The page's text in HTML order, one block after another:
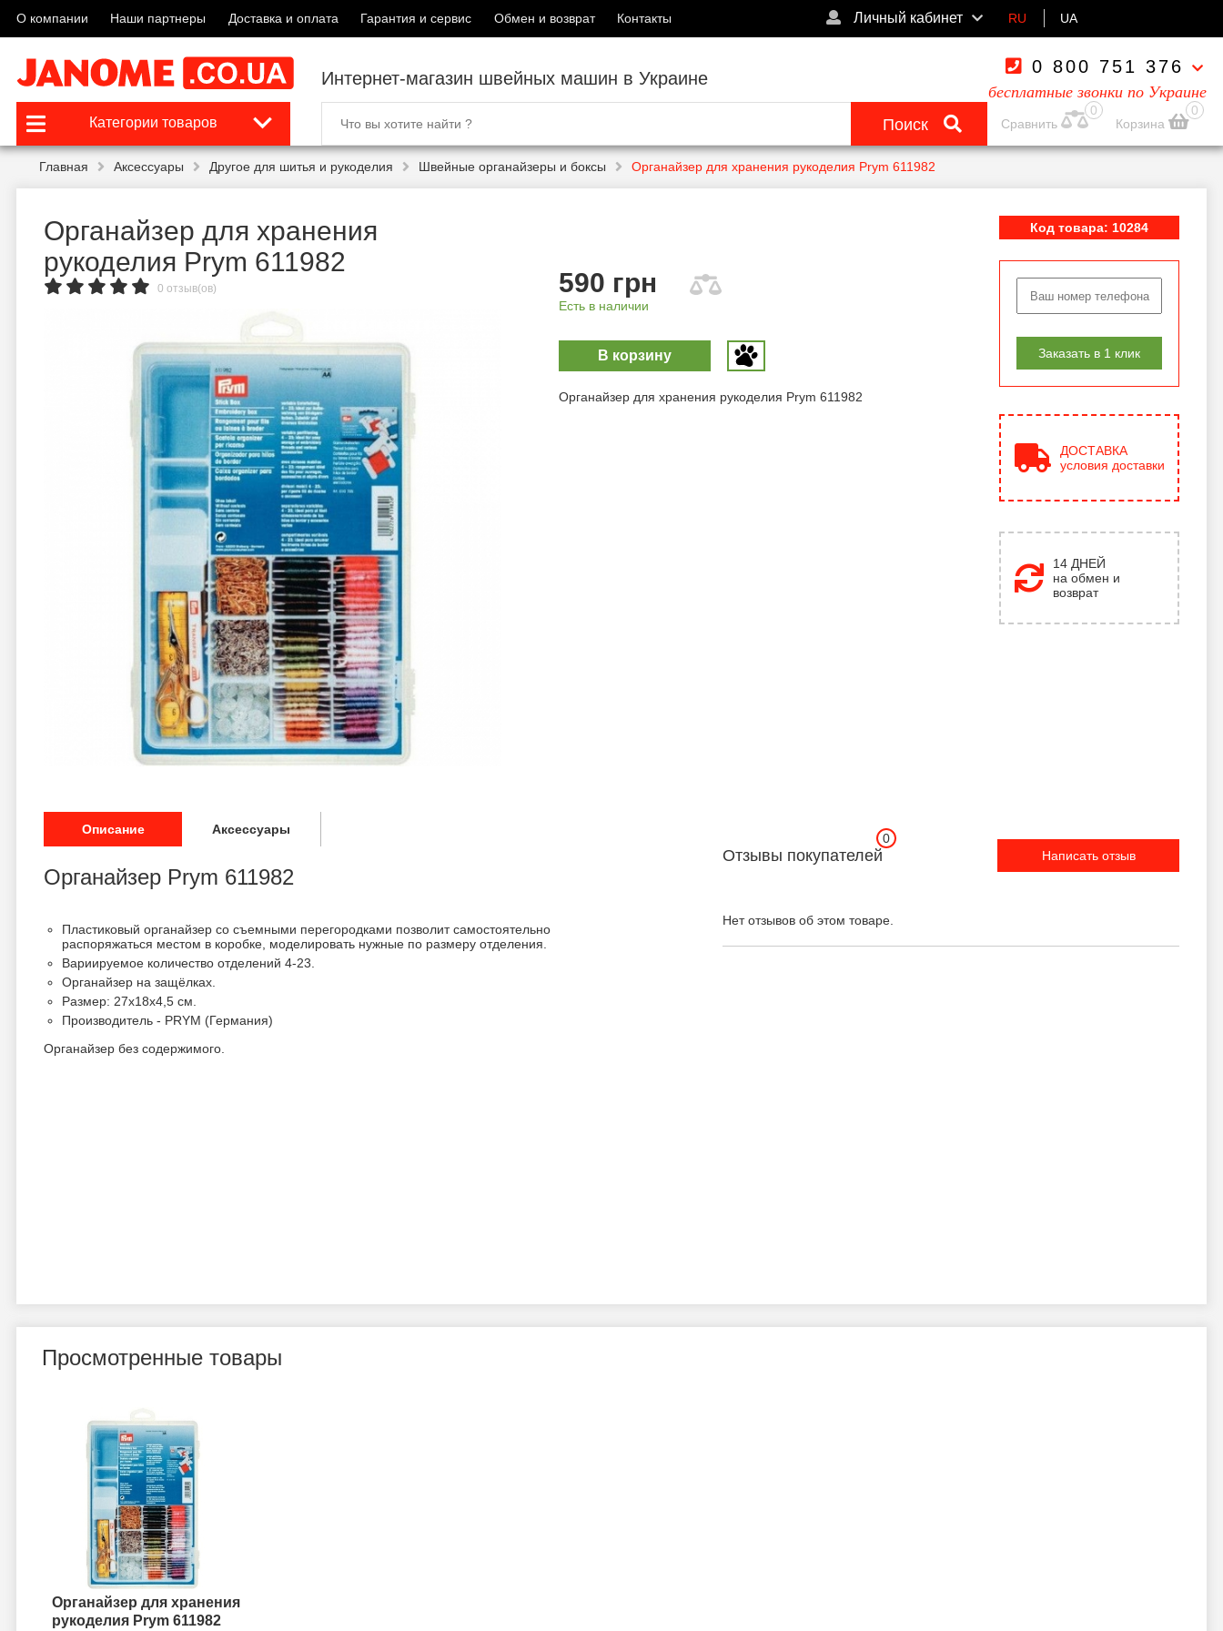
О компании Наши партнеры Доставка и оплата Гарантия и сервис Обмен и возврат Контакты Личный кабинет RU UA
Интернет-магазин швейных машин в Украине
0 800 751 376
бесплатные звонки по Украине
Категории товаров Поиск
0
Сравнить
0
Корзина
Главная Аксессуары Другое для шитья и рукоделия Швейные органайзеры и боксы Органайзер для хранения рукоделия Prym 611982
Органайзер для хранения
рукоделия Prym 611982
0 отзыв(ов) 590 грн
Есть в наличии
В корзину
Органайзер для хранения рукоделия Prym 611982
Код товара: 10284
Заказать в 1 клик
ДОСТАВКА
условия доставки
14 ДНЕЙ
на обмен и
возврат
Описание Аксессуары
Органайзер Prym 611982
Пластиковый органайзер со съемными перегородками позволит самостоятельно
распоряжаться местом в коробке, моделировать нужные по размеру отделения.
Вариируемое количество отделений 4-23.
Органайзер на защёлках.
Размер: 27х18х4,5 см.
Производитель - PRYM (Германия)
Органайзер без содержимого.
Отзывы покупателей
0
Написать отзыв
Нет отзывов об этом товаре.
Просмотренные товары
Органайзер для хранения
рукоделия Prym 611982